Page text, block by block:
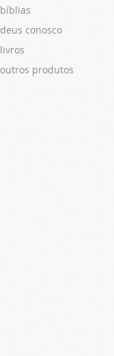
bíblias
deus conosco
livros
outros produtos